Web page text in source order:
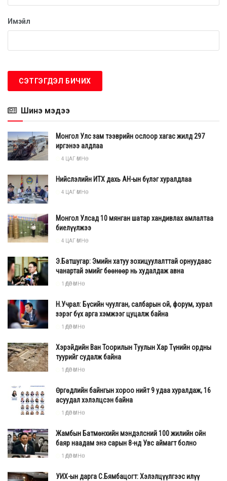
Имэйл
Шинэ мэдээ
Монгол Улс зам тээврийн ослоор хагас жилд 297
иргэнээ алдлаа
4 ЦАГ ӨМНӨ
Нийслэлийн ИТХ дахь АН-ын бүлэг хуралдлаа
4 ЦАГ ӨМНӨ
Монгол Улсад 10 мянган шатар хандивлах амлалтаа
биелүүлжээ
4 ЦАГ ӨМНӨ
Э.Батшугар: Эмийн хатуу зохицуулалттай орнуудаас
чанартай эмийг бөөнөөр нь худалдаж авна
1 ӨДӨР ӨМНӨ
Н.Учрал: Бүсийн чуулган, салбарын ой, форум, хурал
зэрэг бүх арга хэмжээг цуцалж байна
1 ӨДӨР ӨМНӨ
Хэрэйдийн Ван Тоорилын Туулын Хар Түнийн ордны
туурийг судалж байна
1 ӨДӨР ӨМНӨ
Өргөдлийн байнгын хороо нийт 9 удаа хуралдаж, 16
асуудал хэлэлцсэн байна
1 ӨДӨР ӨМНӨ
Жамбын Батмөнхийн мэндэлсний 100 жилийн ойн
баяр наадам энэ сарын 8-нд Увс аймагт болно
1 ӨДӨР ӨМНӨ
УИХ-ын дарга С.Бямбацогт: Хэлэлцүүлгээс илүү